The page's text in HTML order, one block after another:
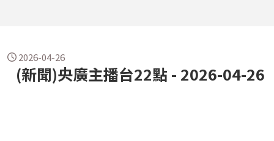
(新聞)央廣主播台22點 - 2026-04-26
2026-04-26